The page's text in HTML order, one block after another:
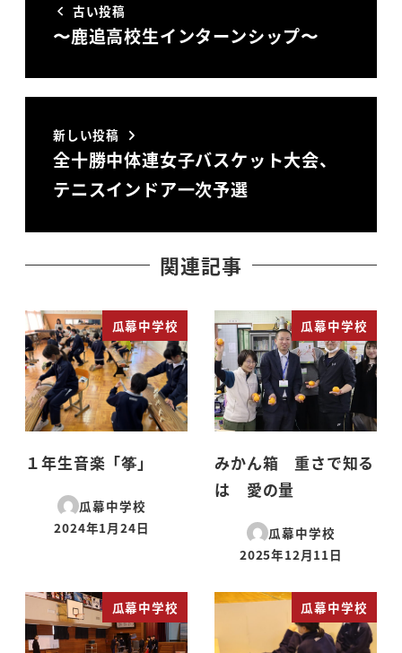
古い投稿
〜鹿追高校生インターンシップ〜
新しい投稿
全十勝中体連女子バスケット大会、
テニスインドア一次予選
関連記事
瓜幕中学校
１年生音楽「筝」
瓜幕中学校
投稿日
2024年1月24日
瓜幕中学校
みかん箱 重さで知る
は 愛の量
瓜幕中学校
投稿日
2025年12月11日
瓜幕中学校 瓜幕中学校